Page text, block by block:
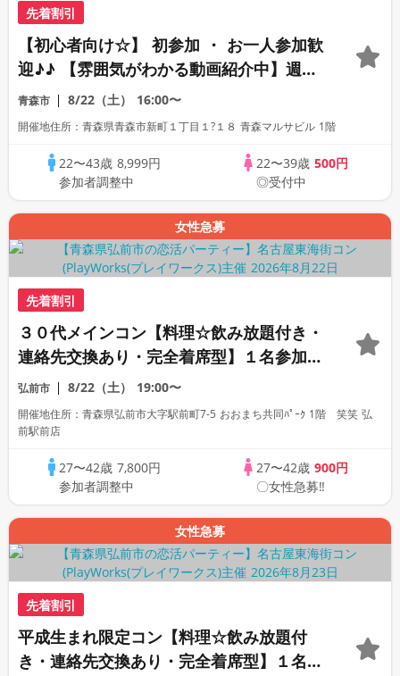
先着割引
【初心者向け☆】 初参加 ・ お一人参加歓
迎♪♪ 【雰囲気がわかる動画紹介中】週末
プレミアム街コン
青森市 8/22（土） 16:00〜
開催地住所：青森県青森市新町１丁目１?１８ 青森マルサビル 1階
22〜43歳 8,999円
参加者調整中
22〜39歳 500円
◎受付中
女性急募
先着割引
３０代メインコン【料理☆飲み放題付き・
連絡先交換あり・完全着席型】１名参加多
数・初参加も大歓迎☆
弘前市 8/22（土） 19:00〜
開催地住所：青森県弘前市大字駅前町7-5 おおまち共同ﾊﾟｰｸ 1階 笑笑 弘
前駅前店
27〜42歳 7,800円
参加者調整中
27〜42歳 900円
〇女性急募‼
女性急募
先着割引
平成生まれ限定コン【料理☆飲み放題付
き・連絡先交換あり・完全着席型】１名参